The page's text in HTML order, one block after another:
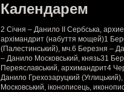
Календарем
2 Січня – Данило II Сербська,
архімандрит (набуття мощей)1
(Палестинський), мч.6 Березня –
– Данило Московський, князь31
Переяславський, архимандрит4
Данило Грехозаруцкий
Московський, іконописець,